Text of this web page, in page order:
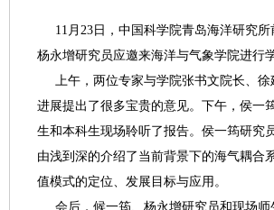
11月23日，中国科学院青岛海洋研究所
杨永增研究员应邀来海洋与气象学院进行
上午，两位专家与学院张书文院长、徐
进展提出了很多宝贵的意见。下午，侯一
生和本科生现场聆听了报告。侯一筠研究
由浅到深的介绍了当前背景下的海气耦合
值模式的定位、发展目标与应用。
会后，候一筠、杨永增研究员和现场师